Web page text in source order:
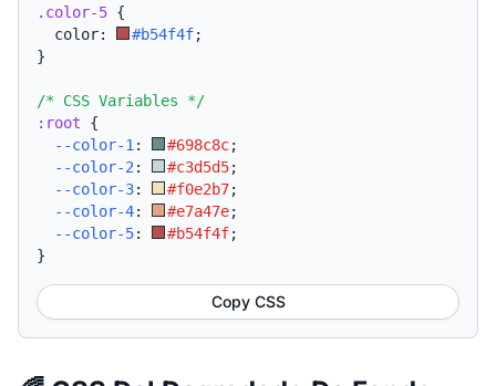
.color-5 {
  color:
#b54f4f;
}
/* CSS Variables */
:root {
--color-1 : #698c8c;
--color-2 : #c3d5d5;
--color-3: #f0e2b7;
--color-4: #e7a47e;
--color-5: #b54f4f;
}
Copy CSS